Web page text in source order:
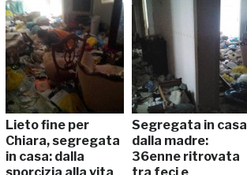
Lieto fine per
Chiara, segregata
in casa: dalla
Segregata in casa
dalla madre:
36enne ritrovata